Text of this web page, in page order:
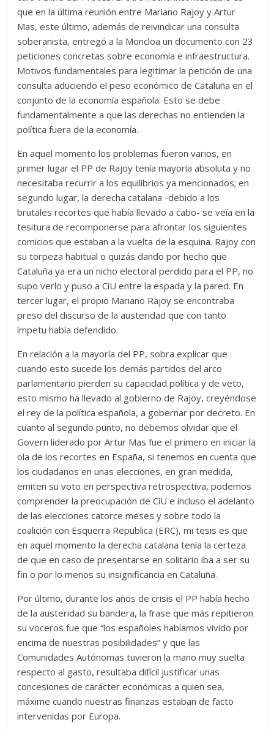
que en la última reunión entre Mariano Rajoy y Artur
Mas, este último, además de reivindicar una consulta
soberanista, entregó a la Moncloa un documento con 23
peticiones concretas sobre economía e infraestructura.
Motivos fundamentales para legitimar la petición de una
consulta aduciendo el peso económico de Cataluña en el
conjunto de la economía española. Esto se debe
fundamentalmente a que las derechas no entienden la
política fuera de la economía.
En aquel momento los problemas fueron varios, en
primer lugar el PP de Rajoy tenía mayoría absoluta y no
necesitaba recurrir a los equilibrios ya mencionados; en
segundo lugar, la derecha catalana -debido a los
brutales recortes que había llevado a cabo- se veía en la
tesitura de recomponerse para afrontar los siguientes
comicios que estaban a la vuelta de la esquina. Rajoy con
su torpeza habitual o quizás dando por hecho que
Cataluña ya era un nicho electoral perdido para el PP, no
supo verlo y puso a CiU entre la espada y la pared. En
tercer lugar, el propio Mariano Rajoy se encontraba
preso del discurso de la austeridad que con tanto
ímpetu había defendido.
En relación a la mayoría del PP, sobra explicar que
cuando esto sucede los demás partidos del arco
parlamentario pierden su capacidad política y de veto,
esto mismo ha llevado al gobierno de Rajoy, creyéndose
el rey de la política española, a gobernar por decreto. En
cuanto al segundo punto, no debemos olvidar que el
Govern liderado por Artur Mas fue el primero en iniciar la
ola de los recortes en España, si tenemos en cuenta que
los ciudadanos en unas elecciones, en gran medida,
emiten su voto en perspectiva retrospectiva, podemos
comprender la preocupación de CiU e incluso el adelanto
de las elecciones catorce meses y sobre todo la
coalición con Esquerra Republica (ERC), mi tesis es que
en aquel momento la derecha catalana tenía la certeza
de que en caso de presentarse en solitario iba a ser su
fin o por lo menos su insignificancia en Cataluña.
Por último, durante los años de crisis el PP había hecho
de la austeridad su bandera, la frase que más repitieron
su voceros fue que “los españoles habíamos vivido por
encima de nuestras posibilidades” y que las
Comunidades Autónomas tuvieron la mano muy suelta
respecto al gasto, resultaba difícil justificar unas
concesiones de carácter económicas a quien sea,
máxime cuando nuestras finanzas estaban de facto
intervenidas por Europa.